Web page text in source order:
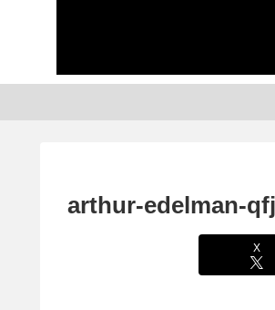
arthur-edelman-
X